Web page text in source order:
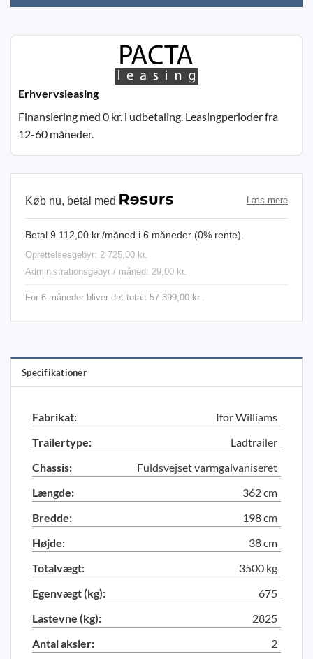
Erhvervsleasing
Finansiering med 0 kr. i udbetaling. Leasingperioder fra
12-60 måneder.
Køb nu, betal med Læs mere
Betal 9 112,00 kr./måned i 6 måneder (0% rente).
Oprettelsesgebyr: 2 725,00 kr.
Administrationsgebyr / måned: 29,00 kr.
For 6 måneder bliver det totalt 57 399,00 kr..
Specifikationer
Fabrikat:
Ifor Williams
Trailertype:
Ladtrailer
Chassis:
Fuldsvejset varmgalvaniseret
Længde:
362 cm
Bredde:
198 cm
Højde:
38 cm
Totalvægt:
3500 kg
Egenvægt (kg):
675
Lastevne (kg):
2825
Antal aksler:
2